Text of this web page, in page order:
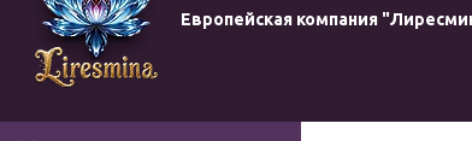
Европейская компания